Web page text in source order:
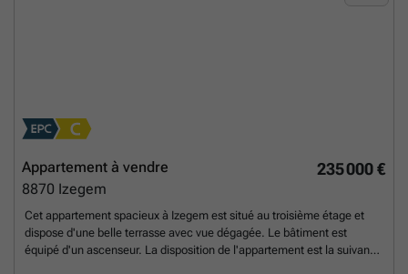
235 000 €
Appartement à vendre
8870 Izegem
Cet appartement spacieux à Izegem est situé au troisième étage et
dispose d'une belle terrasse avec vue dégagée. Le bâtiment est
équipé d'un ascenseur. La disposition de l'appartement est la suivante